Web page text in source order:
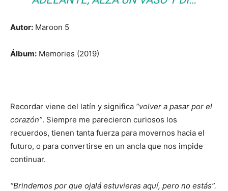
Autor: Maroon 5
Álbum: Memories (2019)
Recordar viene del latín y significa “volver a pasar por el
corazón”. Siempre me parecieron curiosos los
recuerdos, tienen tanta fuerza para movernos hacia el
futuro, o para convertirse en un ancla que nos impide
continuar.
“Brindemos por que ojalá estuvieras aquí, pero no estás”.